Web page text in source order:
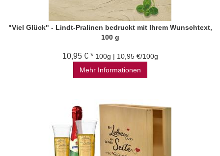
"Viel Glück" - Lindt-Pralinen bedruckt mit Ihrem Wunschtext,
100 g
10,95 € * 100g | 10,95 €/100g
Mehr Informationen